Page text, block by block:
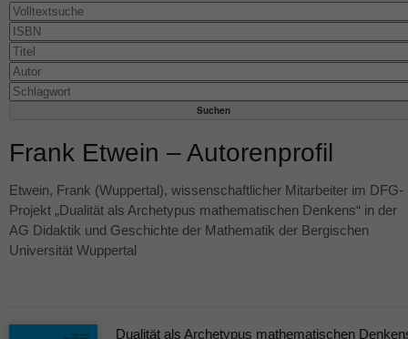
Frank Etwein – Autorenprofil
Etwein, Frank (Wuppertal), wissenschaftlicher Mitarbeiter im DFG-
Projekt „Dualität als Archetypus mathematischen Denkens“ in der
AG Didaktik und Geschichte der Mathematik der Bergischen
Universität Wuppertal
Dualität als Archetypus mathematischen